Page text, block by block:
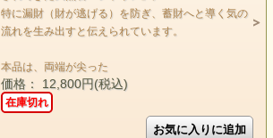
特に漏財（財が逃げる）を防ぎ、蓄財へと導く気の
流れを生み出すと伝えられています。
本品は、両端が尖った
価格： 12,800円(税込)
在庫切れ